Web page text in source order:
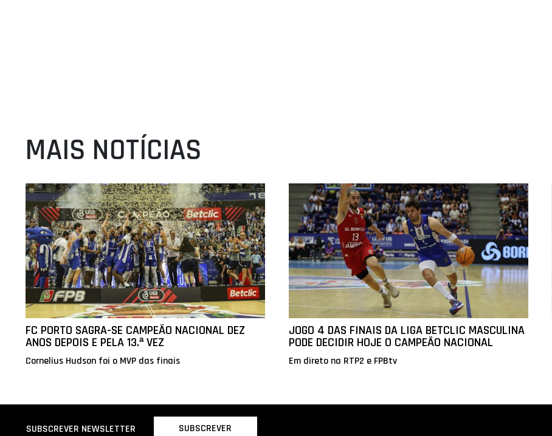
MAIS NOTÍCIAS
FC PORTO SAGRA-SE CAMPEÃO NACIONAL DEZ
ANOS DEPOIS E PELA 13.ª VEZ
Cornelius Hudson foi o MVP das finais
JOGO 4 DAS FINAIS DA LIGA BETCLIC MASCULINA
PODE DECIDIR HOJE O CAMPEÃO NACIONAL
Em direto na RTP2 e FPBtv
SUBSCREVER NEWSLETTER SUBSCREVER